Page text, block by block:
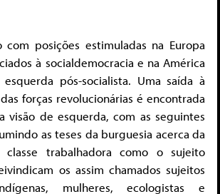
com posições estimuladas na Europa
à socialdemocracia e na América
pós-socialista. Uma saída à
forças revolucionárias é encontrada
visão de esquerda, com as seguintes
as teses da burguesia acerca da
classe trabalhadora como o sujeito
os assim chamados sujeitos
mulheres, ecologistas e